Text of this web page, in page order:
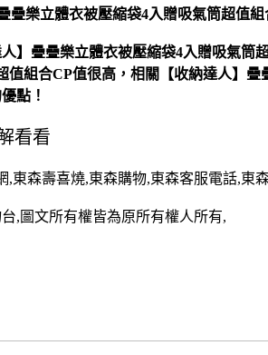
疊樂立體衣被壓縮袋4入贈吸氣筒超值組
】疊疊樂立體衣被壓縮袋4入贈吸氣
值組合CP值很高，相關【收納達人】
點！
,東森壽喜燒,東森購物,東森客服電話,東
,圖文所有權皆為原所有權人所有,